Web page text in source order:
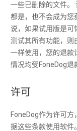
一些已删除的文件。
都是，也不会成为您
说，如果试用版是可
测试其所有功能，则
一样使用，您的退款
情况均受FoneDog退
许可
FoneDog作为许可
据这些条款使用软件